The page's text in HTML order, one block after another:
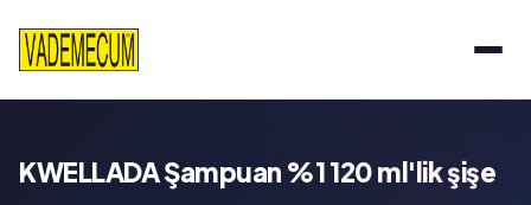
KWELLADA Şampuan %1 120 ml'lik şişe